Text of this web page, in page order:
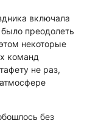
включала
преодолеть
некоторые
команд
не раз,
без